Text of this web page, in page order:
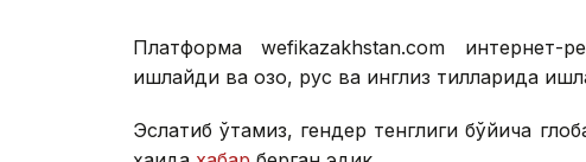
Платформа wefikazakhstan.com
ишлайди ва қозоқ, рус ва инглиз тилларида
Эслатиб ўтамиз, гендер тенглиги бўйича